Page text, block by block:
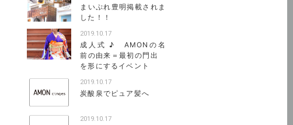
まいぷれ豊明掲載されま
した！！
2019.10.17
成人式 ♪ AMONの名
前の由来＝最初の門出
を形にするイベント
2019.10.17
炭酸泉でピュア髪へ
2019.10.17